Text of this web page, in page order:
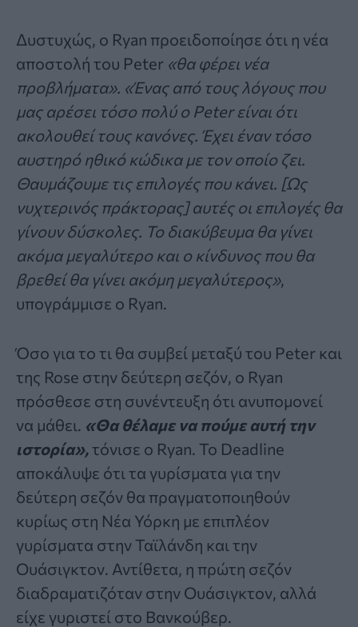
Δυστυχώς, ο Ryan προειδοποίησε ότι η νέα
αποστολή του Peter «θα φέρει νέα
προβλήματα». «Ένας από τους λόγους που
μας αρέσει τόσο πολύ ο Peter είναι ότι
ακολουθεί τους κανόνες. Έχει έναν τόσο
αυστηρό ηθικό κώδικα με τον οποίο ζει.
Θαυμάζουμε τις επιλογές που κάνει. [Ως
νυχτερινός πράκτορας] αυτές οι επιλογές θα
γίνουν δύσκολες. Το διακύβευμα θα γίνει
ακόμα μεγαλύτερο και ο κίνδυνος που θα
βρεθεί θα γίνει ακόμη μεγαλύτερος»,
υπογράμμισε ο Ryan.
Όσο για το τι θα συμβεί μεταξύ του Peter και
της Rose στην δεύτερη σεζόν, ο Ryan
πρόσθεσε στη συνέντευξη ότι ανυπομονεί
να μάθει. «Θα θέλαμε να πούμε αυτή την
ιστορία»,τόνισε ο Ryan. Το Deadline
αποκάλυψε ότι τα γυρίσματα για την
δεύτερη σεζόν θα πραγματοποιηθούν
κυρίως στη Νέα Υόρκη με επιπλέον
γυρίσματα στην Ταϊλάνδη και την
Ουάσιγκτον. Αντίθετα, η πρώτη σεζόν
διαδραματιζόταν στην Ουάσιγκτον, αλλά
είχε γυριστεί στο Βανκούβερ.